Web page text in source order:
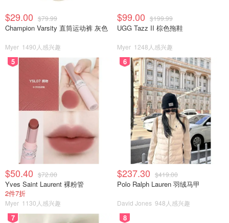
$29.00 $79.99
Champion Varsity 直筒运动裤 灰色
Myer 1490人感兴趣
$99.00 $199.99
UGG Tazz II 棕色拖鞋
Myer 1248人感兴趣
5
$50.40 $72.00
Yves Saint Laurent 裸粉管
2件7折
Myer 1130人感兴趣
6
$237.30 $419.00
Polo Ralph Lauren 羽绒马甲
David Jones 948人感兴趣
7 8